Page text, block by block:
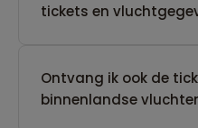
tickets en
Ontvang ik ook de
binnenlandse